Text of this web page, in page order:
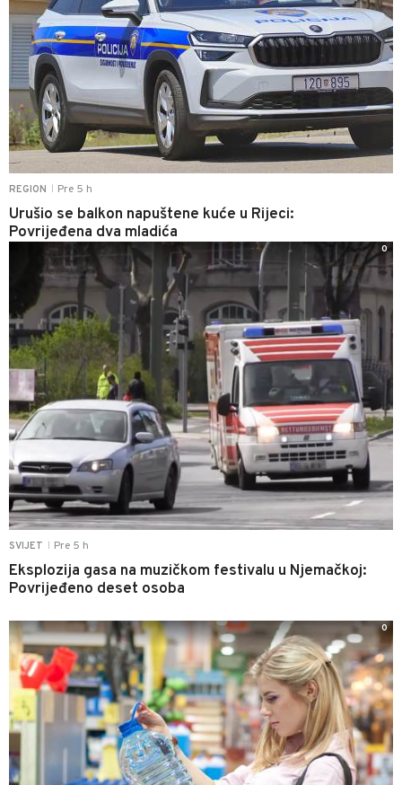
REGION Pre 5 h
Urušio se balkon napuštene kuće u Rijeci:
Povrijeđena dva mladića
SVIJET Pre 5 h
Eksplozija gasa na muzičkom festivalu u Njemačkoj:
Povrijeđeno deset osoba
0
0